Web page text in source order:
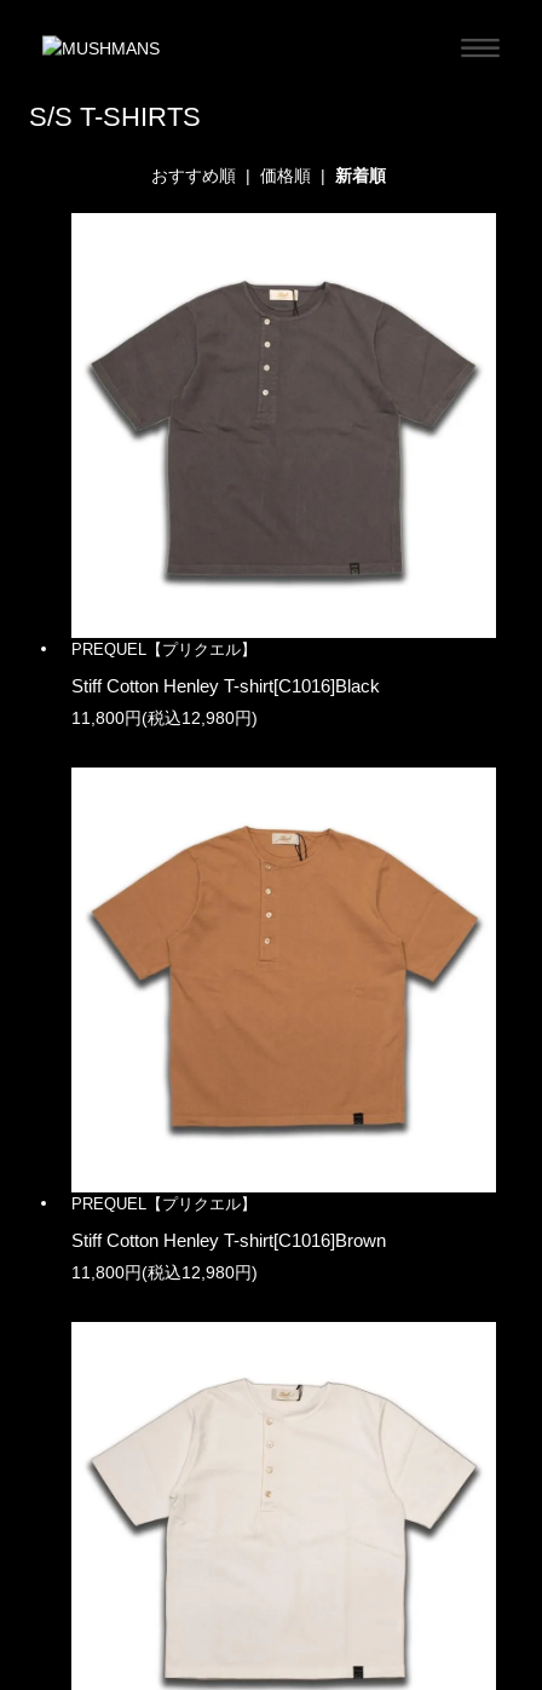
S/S T-SHIRTS
おすすめ順| 価格順| 新着順
PREQUEL【プリクエル】
Stiff Cotton Henley T-shirt[C1016]Black
11,800円(税込12,980円)
PREQUEL【プリクエル】
Stiff Cotton Henley T-shirt[C1016]Brown
11,800円(税込12,980円)